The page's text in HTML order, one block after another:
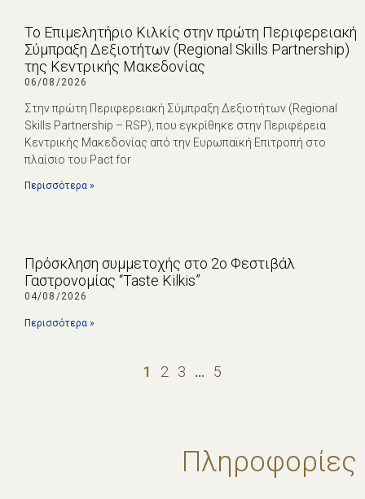
Το Επιμελητήριο Κιλκίς στην πρώτη Περιφερειακή
Σύμπραξη Δεξιοτήτων (Regional Skills Partnership)
της Κεντρικής Μακεδονίας
06/08/2026
Στην πρώτη Περιφερειακή Σύμπραξη Δεξιοτήτων (Regional
Skills Partnership – RSP), που εγκρίθηκε στην Περιφέρεια
Κεντρικής Μακεδονίας από την Ευρωπαϊκή Επιτροπή στο
πλαίσιο του Pact for
Περισσότερα »
Πρόσκληση συμμετοχής στο 2ο Φεστιβάλ
Γαστρονομίας “Taste Kilkis”
04/08/2026
Περισσότερα »
1 2 3 … 5
Πληροφορίες